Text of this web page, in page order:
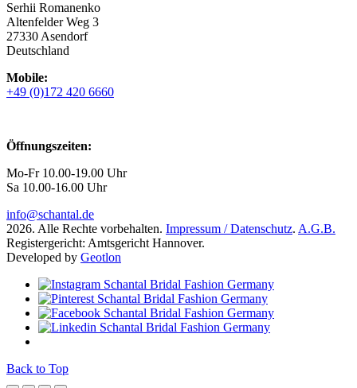
Serhii Romanenko
Altenfelder Weg 3
27330 Asendorf
Deutschland
Mobile:
+49 (0)172 420 6660
Öffnungszeiten:
Mo-Fr 10.00-19.00 Uhr
Sa 10.00-16.00 Uhr
info@schantal.de
2026. Alle Rechte vorbehalten. Impressum / Datenschutz. A.G.B.
Registergericht: Amtsgericht Hannover.
Developed by Geotlon
Back to Top